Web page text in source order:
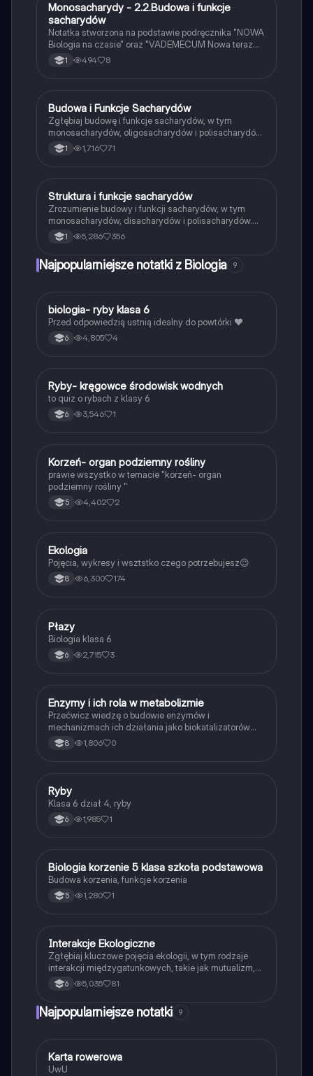
Biologia
Monosacharydy - 2.2.Budowa i funkcje
sacharydów
Notatka stworzona na podstawie podręcznika "NOWA
Biologia na czasie" oraz "VADEMECUM Nowa teraz
matura BIOLOGIA"
1 494 8
Biologia
Budowa i Funkcje Sacharydów
Zgłębiaj budowę i funkcje sacharydów, w tym
monosacharydów, oligosacharydów i polisacharydów.
Dowiedz się o ich roli jako materiał energetyczny,
budulcowy i zapasowy. Notatka zawiera kluczowe
biologii i chemii.
1 1,716 71
Biologia
Struktura i funkcje sacharydów
Zrozumienie budowy i funkcji sacharydów, w tym
monosacharydów, disacharydów i polisacharydów.
Dowiedz się o ich rolach w organizmach,
właściwościach redukujących oraz znaczeniu w
poziomie rozszerzonym.
1 5,286 356
Najpopularniejsze notatki z Biologia 9
BBiologia
biologia- ryby klasa 6
Przed odpowiedzią ustnią idealny do powtórki ❤️
6 4,805 4
RBiologia
Ryby- kręgowce środowisk wodnych
to quiz o rybach z klasy 6
6 3,546 1
KBiologia
Korzeń- organ podziemny rośliny
prawie wszystko w temacie "korzeń- organ
podziemny rośliny "
5 4,402 2
Biologia
Ekologia
Pojęcia, wykresy i wsztstko czego potrzebujesz😉
8 6,300 174
PBiologia
Płazy
Biologia klasa 6
6 2,715 3
EBiologia
Enzymy i ich rola w metabolizmie
Przećwicz wiedzę o budowie enzymów i
mechanizmach ich działania jako biokatalizatorów
przyspieszających reakcje.
8 1,806 0
RBiologia
Ryby
Klasa 6 dział 4, ryby
6 1,985 1
BBiologia
Biologia korzenie 5 klasa szkoła podstawowa
Budowa korzenia, funkcje korzenia
5 1,280 1
Biologia
Interakcje Ekologiczne
Zgłębiaj kluczowe pojęcia ekologii, w tym rodzaje
interakcji międzygatunkowych, takie jak mutualizm,
komensalizm, drapieżnictwo i pasożytnictwo.
Dowiedz się o strukturze populacji, ekosystemach
studentów biologii i ekologii. Typ: podsumowanie.
6 5,035 81
Najpopularniejsze notatki 9
KTechnika
Karta rowerowa
UwU